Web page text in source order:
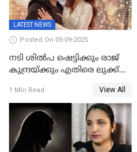
LATEST NEWS
Posted On 05-09-2025
നടി ശിൽപ ഷെട്ടിക്കും രാജ്
കുന്ദ്രയ്ക്കും എതിരെ ലുക്ക്
1 Min Read View All